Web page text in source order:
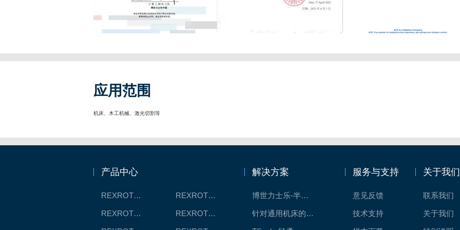
应用范围
机床、木工机械、激光切割等
产品中心
REXROTH工厂解决方案 REXROTH/力士乐线性产品
REXROTH丝杠螺母 REXROTH直线模组
解决方案
博世力士乐-半导体工业的自动控制解决方案
针对通用机床的CNC系统解决方案
服务与支持
意见反馈
技术支持
关于我们
联系我们
关于我们